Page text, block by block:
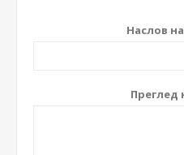
Наслов
Преглед